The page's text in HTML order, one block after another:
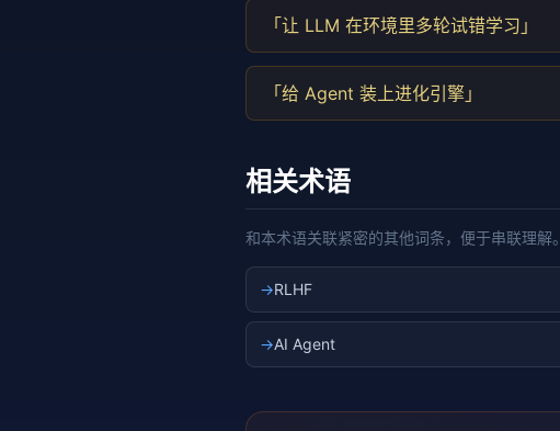
「让 LLM 在环境里多轮试错学习」
「给 Agent 装上进化引擎」
相关术语
和本术语关联紧密的其他词条，便于串联理解。
→RLHF
→AI Agent